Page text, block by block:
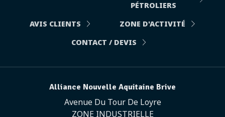
PÉTROLIERS
AVIS CLIENTS
ZONE D'ACTIVITÉ
CONTACT / DEVIS
Alliance Nouvelle Aquitaine Brive
Avenue Du Tour De Loyre
ZONE INDUSTRIELLE